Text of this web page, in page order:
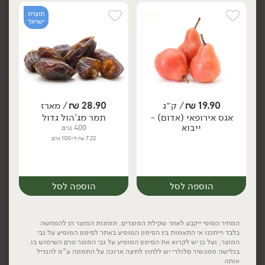
הוספה לסל
מארז
הוספה לסל
מארז
תוצרת
₪
שקד ירוק
הוספה לסל
אפרסק
הוספה לסל
יח׳ ק״ג מארז
19.90
₪/ ק״ג
אגס אירופאי (אדום) -
ייבוא
הוספה לסל
תוצרת
ישראל
28.90
₪/ מארז
תמר מג'הול גדול
400 גרם
7.22 ₪ ל-100 גרם
הוספה לסל
המחיר הסופי ייקבע לאחר שקילת המוצרים. תמונות המוצר הן להמחשה
בלבד וייתכנו אי התאמות בין הסימון המופיע באתר לסימון המופיע על גבי
המוצר, ועל כן יש לקרוא את הסימון המופיע על גבי המוצר טרם השימוש בו.
בגלישה ממכשיר סלולרי יש ללחוץ לחיצה ארוכה על התמונה ע"מ להגדיל
אותה